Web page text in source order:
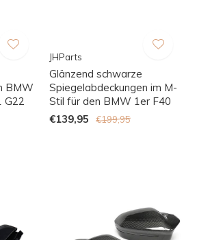
BMW
G22
JHParts
Glänzend schwarze
Spiegelabdeckungen im M-
Stil für den BMW 1er F40
€139,95
€199,95